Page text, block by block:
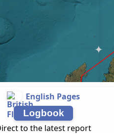
English Pages
Logbook
to the latest report